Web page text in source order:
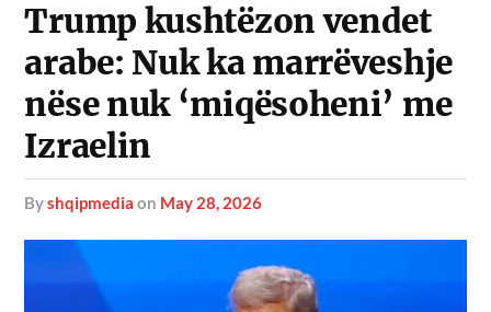
Trump kushtëzon vendet
arabe: Nuk ka marrëveshje
nëse nuk ‘miqësoheni’ me
Izraelin
byshqipmedia on May 28, 2026